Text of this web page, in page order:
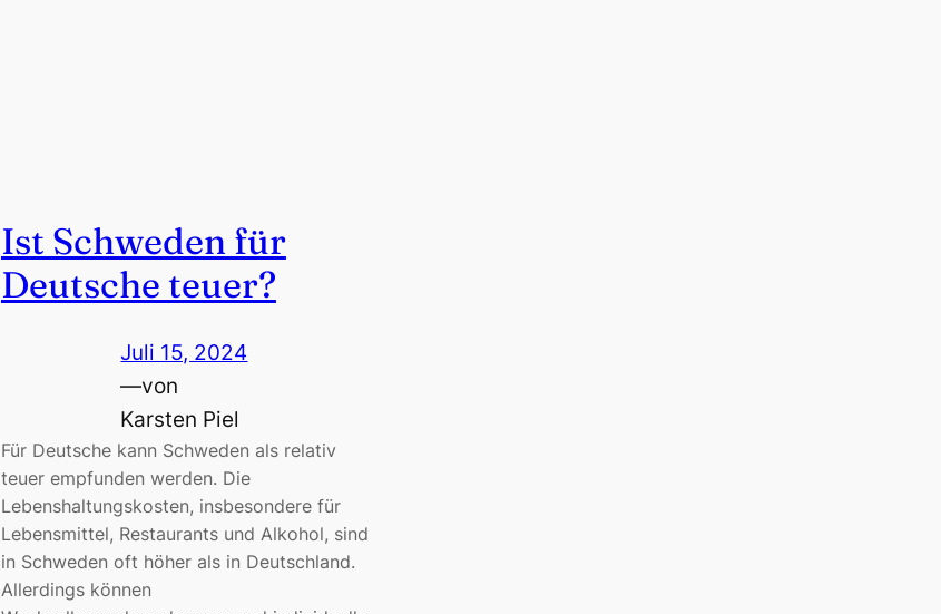
Ist Schweden für
Deutsche teuer?
Juli 15, 2024
—von
Karsten Piel
Für Deutsche kann Schweden als relativ
teuer empfunden werden. Die
Lebenshaltungskosten, insbesondere für
Lebensmittel, Restaurants und Alkohol, sind
in Schweden oft höher als in Deutschland.
Allerdings können